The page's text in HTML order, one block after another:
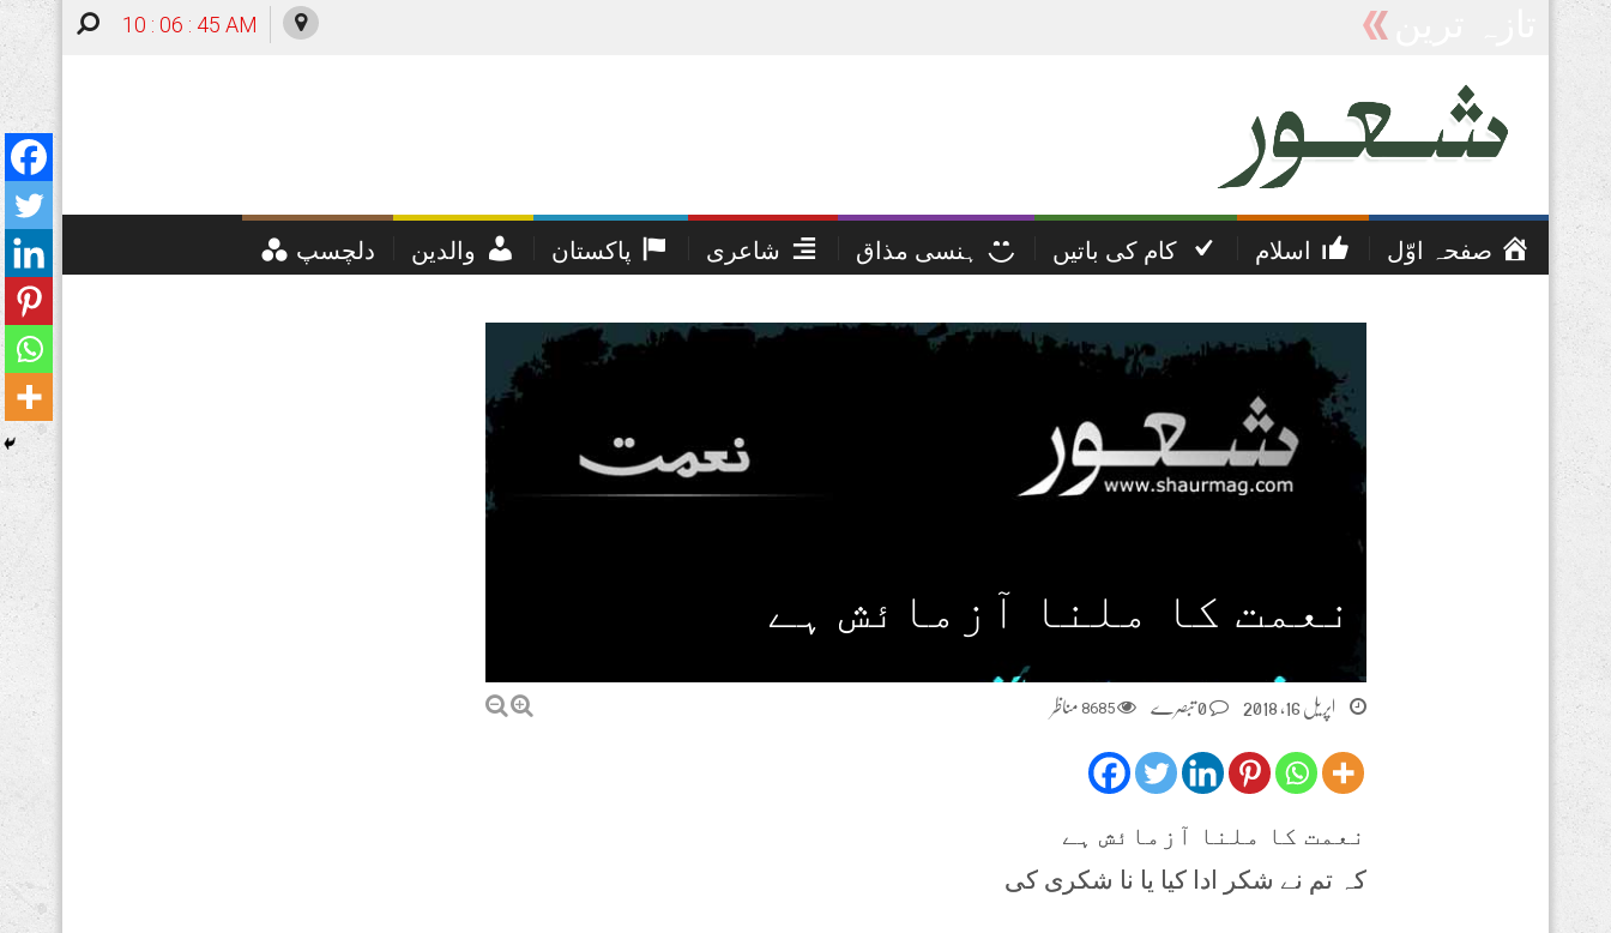
10 : 06 : 46 AM
صفحہ اوّل اسلام کام کی باتیں ہنسی مذاق شاعری پاکستان والدین دلچسپ
نعمت کا ملنا آزمائش ہے
اپریل 16, 2018 0 تبصرے 8685 مناظر
نعمت کا ملنا آزمائش ہے
کہ تم نے شکر ادا کیا یا نا شکری کی